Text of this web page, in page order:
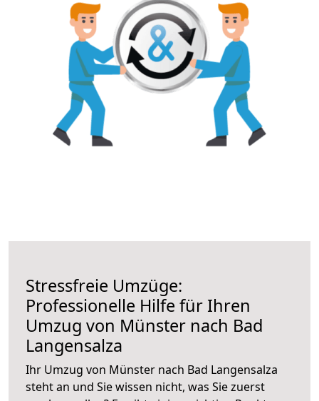
Stressfreie Umzüge:
Professionelle Hilfe für Ihren
Umzug von Münster nach Bad
Langensalza
Ihr Umzug von Münster nach Bad Langensalza
steht an und Sie wissen nicht, was Sie zuerst